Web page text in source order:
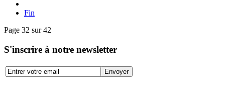
Fin
Page 32 sur 42
S'inscrire à notre newsletter